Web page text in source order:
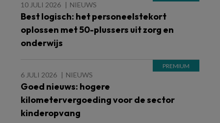
10 JULI 2026 NIEUWS
Best logisch: het personeelstekort
oplossen met 50-plussers uit zorg en
onderwijs
6 JULI 2026 NIEUWS
Goed nieuws: hogere
kilometervergoeding voor de sector
kinderopvang